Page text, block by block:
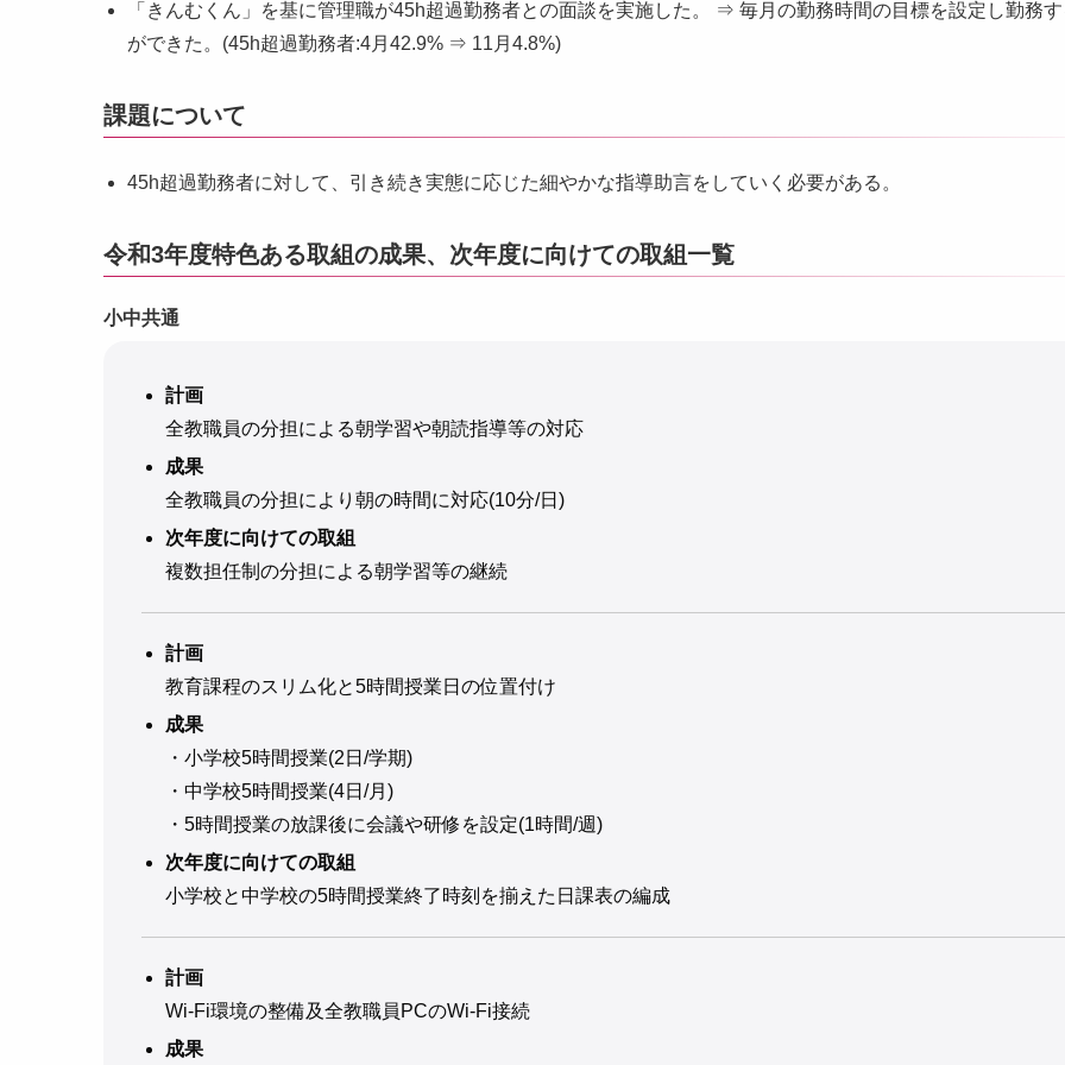
「きんむくん」を基に管理職が45h超過勤務者との面談を実施した。 ⇒ 毎月の勤務時間の目標を設定し勤務
ができた。(45h超過勤務者:4月42.9% ⇒ 11月4.8%)
課題について
45h超過勤務者に対して、引き続き実態に応じた細やかな指導助言をしていく必要がある。
令和3年度特色ある取組の成果、次年度に向けての取組一覧
小中共通
計画
全教職員の分担による朝学習や朝読指導等の対応
成果
全教職員の分担により朝の時間に対応(10分/日)
次年度に向けての取組
複数担任制の分担による朝学習等の継続
計画
教育課程のスリム化と5時間授業日の位置付け
成果
・小学校5時間授業(2日/学期)
・中学校5時間授業(4日/月)
・5時間授業の放課後に会議や研修を設定(1時間/週)
次年度に向けての取組
小学校と中学校の5時間授業終了時刻を揃えた日課表の編成
計画
Wi-Fi環境の整備及全教職員PCのWi-Fi接続
成果